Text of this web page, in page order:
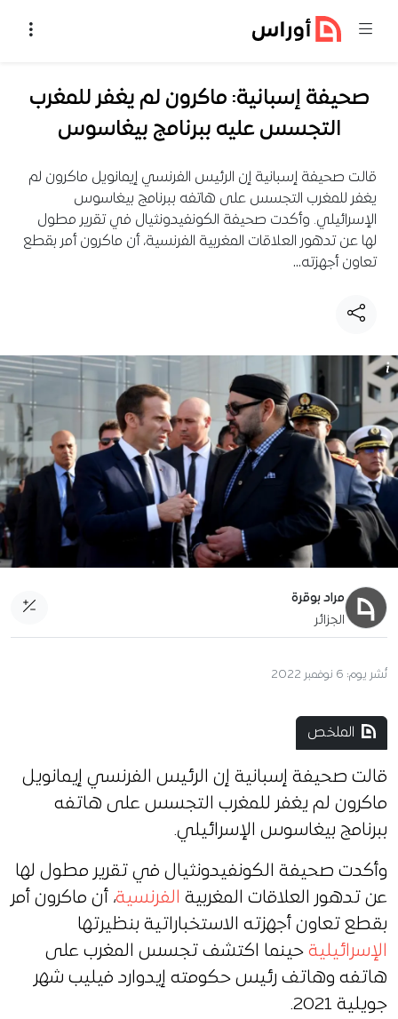
صحيفة إسبانية: ماكرون لم يغفر للمغرب
التجسس عليه ببرنامج بيغاسوس
قالت صحيفة إسبانية إن الرئيس الفرنسي إيمانويل ماكرون لم
يغفر للمغرب التجسس على هاتفه ببرنامج بيغاسوس
الإسرائيلي. وأكدت صحيفة الكونفيدونثيال في تقرير مطول
لها عن تدهور العلاقات المغربية الفرنسية، أن ماكرون أمر بقطع
تعاون أجهزته…
مراد بوقرة
الجزائر
نُشر يوم: 6 نوفمبر 2022
الملخص
قالت صحيفة إسبانية إن الرئيس الفرنسي إيمانويل
ماكرون لم يغفر للمغرب التجسس على هاتفه
ببرنامج بيغاسوس الإسرائيلي.
وأكدت صحيفة الكونفيدونثيال في تقرير مطول لها
عن تدهور العلاقات المغربية الفرنسية، أن ماكرون أمر
بقطع تعاون أجهزته الاستخباراتية بنظيرتها
الإسرائيلية حينما اكتشف تجسس المغرب على
هاتفه وهاتف رئيس حكومته إيدوارد فيليب شهر
جويلية 2021.